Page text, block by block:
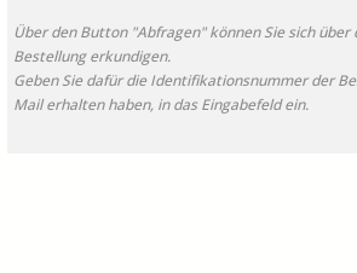
Über den Button "Abfragen" können Sie sich
Bestellung erkundigen.
Geben Sie dafür die Identifikationsnummer der
Mail erhalten haben, in das Eingabefeld ein.